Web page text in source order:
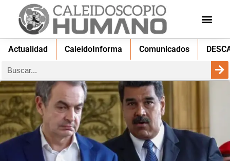
Actualidad CaleidoInforma Comunicados